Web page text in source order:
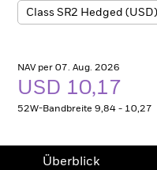
NAV per 07. Aug. 2026
USD 10,17
52W-Bandbreite 9,84 - 10,27
Überblick